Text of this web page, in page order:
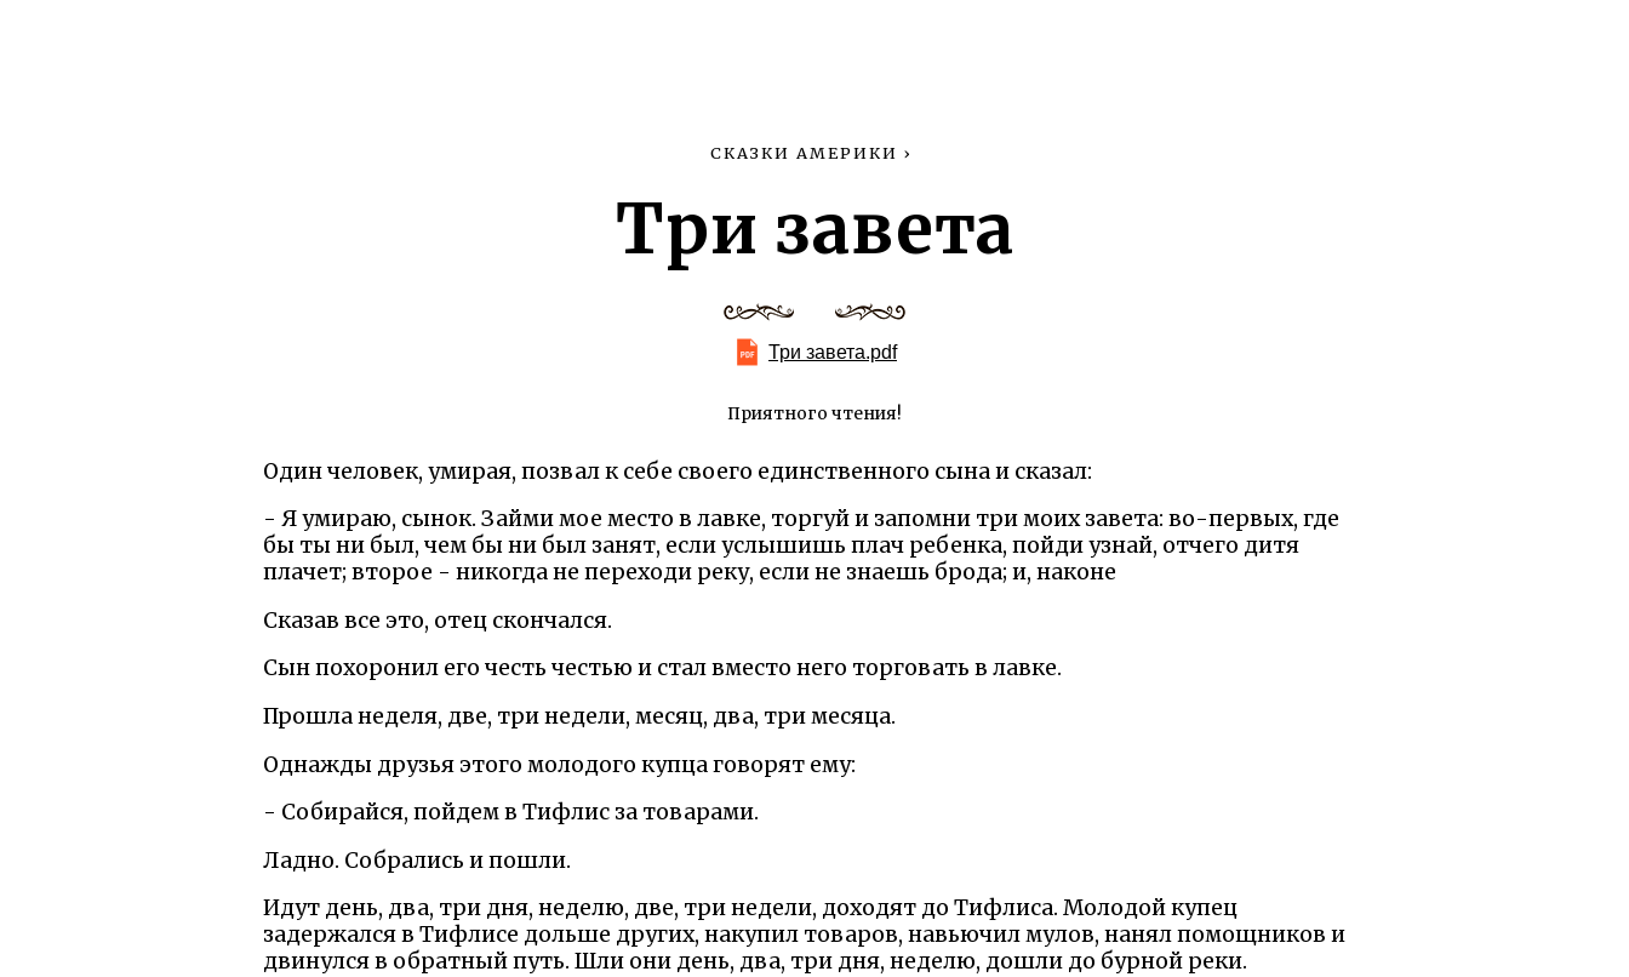
СКАЗКИ АМЕРИКИ ›
Три завета
Три завета.pdf
Приятного чтения!
Один человек, умирая, позвал к себе своего единственного сына и сказал:
- Я умираю, сынок. Займи мое место в лавке, торгуй и запомни три моих завета: во-первых, где
бы ты ни был, чем бы ни был занят, если услышишь плач ребенка, пойди узнай, отчего дитя
плачет; второе - никогда не переходи реку, если не знаешь брода; и, наконе
Сказав все это, отец скончался.
Сын похоронил его честь честью и стал вместо него торговать в лавке.
Прошла неделя, две, три недели, месяц, два, три месяца.
Однажды друзья этого молодого купца говорят ему:
- Собирайся, пойдем в Тифлис за товарами.
Ладно. Собрались и пошли.
Идут день, два, три дня, неделю, две, три недели, доходят до Тифлиса. Молодой купец
задержался в Тифлисе дольше других, накупил товаров, навьючил мулов, нанял помощников и
двинулся в обратный путь. Шли они день, два, три дня, неделю, дошли до бурной реки.